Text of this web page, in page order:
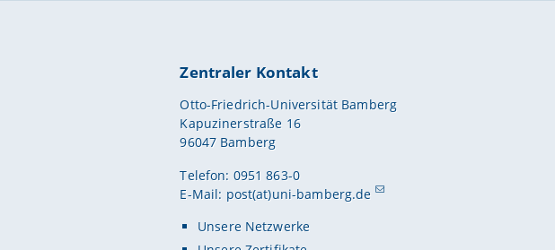
Zentraler Kontakt
Otto-Friedrich-Universität Bamberg
Kapuzinerstraße 16
96047 Bamberg
Telefon: 0951 863-0
E-Mail: post(at)uni-bamberg.de
Unsere Netzwerke